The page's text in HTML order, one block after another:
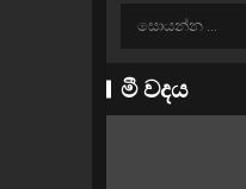
මී වදය